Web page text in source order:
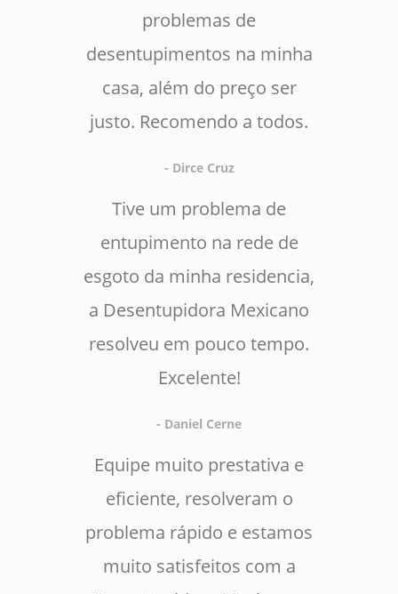
problemas de
desentupimentos na minha
casa, além do preço ser
justo. Recomendo a todos.
- Dirce Cruz
Tive um problema de
entupimento na rede de
esgoto da minha residencia,
a Desentupidora Mexicano
resolveu em pouco tempo.
Excelente!
- Daniel Cerne
Equipe muito prestativa e
eficiente, resolveram o
problema rápido e estamos
muito satisfeitos com a